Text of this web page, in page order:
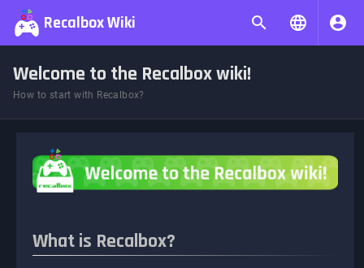
Recalbox Wiki
Welcome to the Recalbox wiki!
How to start with Recalbox?
What is Recalbox?